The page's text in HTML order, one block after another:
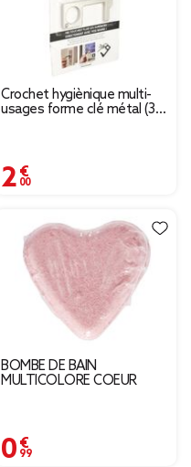
Crochet hygiènique multi-
usages forme clé métal (3
2,00 €
BOMBE DE BAIN
MULTICOLORE COEUR
0,99 €